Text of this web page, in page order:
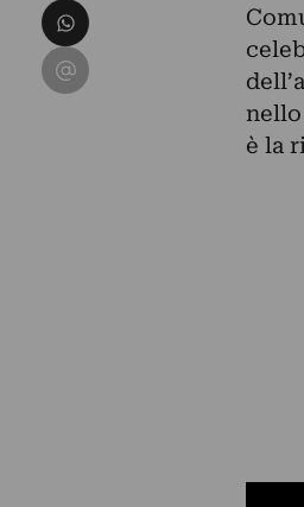
nello
è la
Condividi su WhatsApp
Condividi su Email